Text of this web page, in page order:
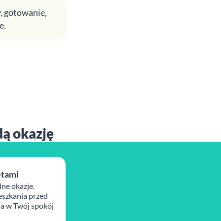
gotowanie,
okazję
okazje.
przed
w Twój spokój